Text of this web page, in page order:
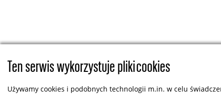
Ten serwis wykorzystuje pliki cookies
Używamy cookies i podobnych technologii m.in. w celu